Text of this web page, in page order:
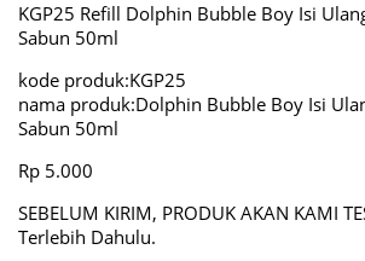
KGP25 Refill Dolphin Bubble Boy Isi
Sabun 50ml
kode produk:KGP25
nama produk:Dolphin Bubble Boy Isi
Sabun 50ml
Rp 5.000
SEBELUM KIRIM, PRODUK AKAN KAMI
Terlebih Dahulu.